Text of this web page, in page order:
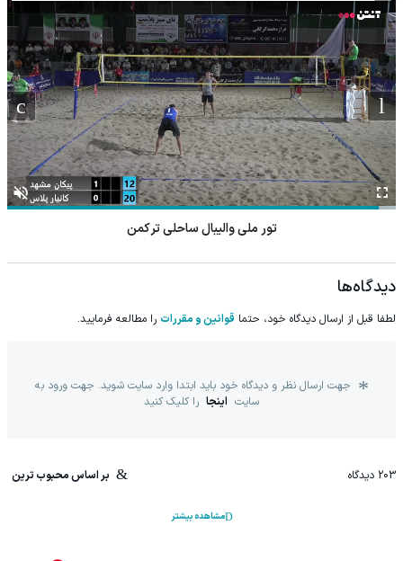
تور ملی والیبال ساحلی ترکمن
دیدگاه‌ها
لطفا قبل از ارسال دیدگاه خود، حتما قوانین و مقررات را مطالعه فرمایید.
جهت ارسال نظر و دیدگاه خود باید ابتدا وارد سایت شوید. جهت ورود به
سایت اینجا را کلیک کنید
203 دیدگاه بر اساس محبوب ترین
مشاهده بیشتر